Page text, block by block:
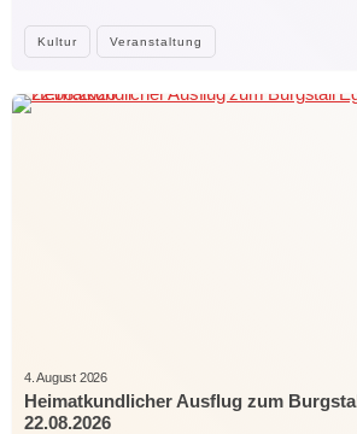
Kultur Veranstaltung
4. August 2026
Heimatkundlicher Ausflug zum
22.08.2026